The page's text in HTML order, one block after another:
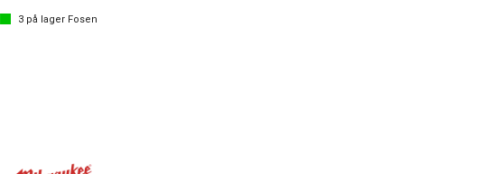
3på lagerFosen